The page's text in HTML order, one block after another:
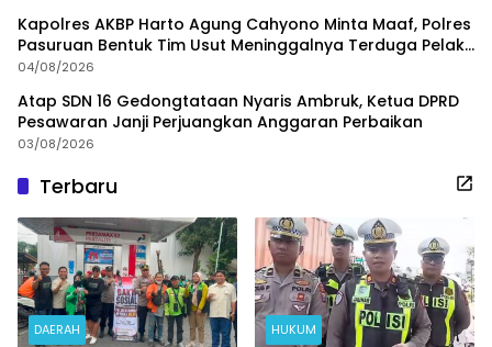
Kapolres AKBP Harto Agung Cahyono Minta Maaf, Polres
Pasuruan Bentuk Tim Usut Meninggalnya Terduga Pelaku
Judi Online
04/08/2026
Atap SDN 16 Gedongtataan Nyaris Ambruk, Ketua DPRD
Pesawaran Janji Perjuangkan Anggaran Perbaikan
03/08/2026
Terbaru
DAERAH HUKUM